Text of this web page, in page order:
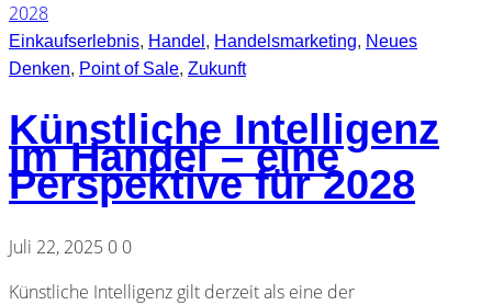
Einkaufserlebnis, Handel , Handelsmarketing, Neues
Denken, Point of Sale, Zukunft
Künstliche Intelligenz
im Handel – eine
Perspektive für 2028
Juli 22, 2025 0 0
Künstliche Intelligenz gilt derzeit als eine der